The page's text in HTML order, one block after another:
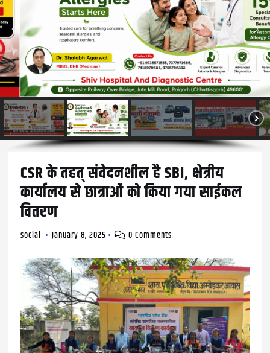
CSR के तहत् संवेदनशील है SBI, क्षेत्रीय
कार्यालय से छात्राओं को किया गया साईकल
वितरण
social January 8, 2025 0 Comments